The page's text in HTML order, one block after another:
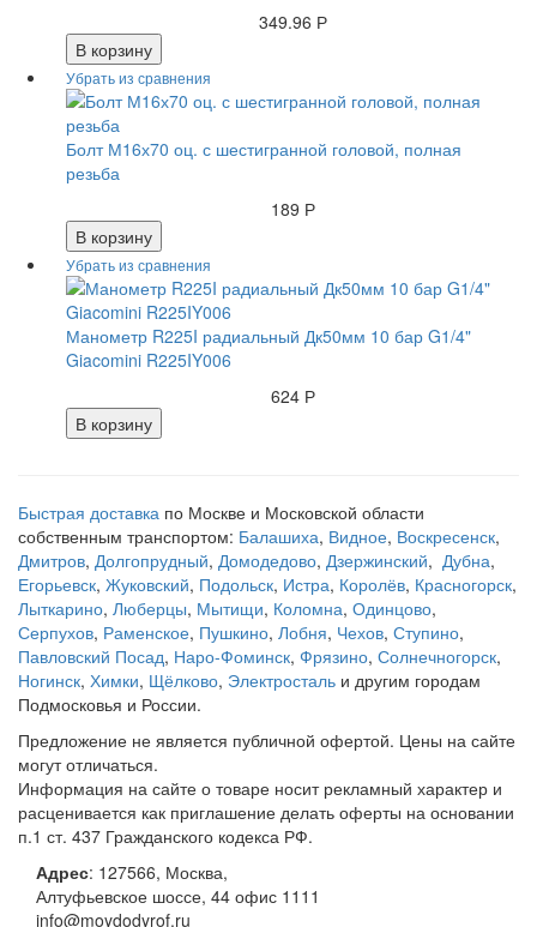
349.96 Р
В корзину
Болт М16х70 оц. с шестигранной головой, полная
резьба
189 Р
В корзину
Манометр R225I радиальный Дк50мм 10 бар G1/4"
Giacomini R225IY006
624 Р
В корзину
Быстрая доставка по Москве и Московской области
собственным транспортом: Балашиха, Видное, Воскресенск,
Дмитров, Долгопрудный, Домодедово, Дзержинский, Дубна,
Егорьевск, Жуковский, Подольск, Истра, Королёв, Красногорск,
Лыткарино, Люберцы, Мытищи, Коломна, Одинцово,
Серпухов, Раменское, Пушкино, Лобня, Чехов, Ступино,
Павловский Посад, Наро-Фоминск, Фрязино, Солнечногорск,
Ногинск, Химки, Щёлково, Электросталь и другим городам
Подмосковья и России.
Предложение не является публичной офертой. Цены на сайте
могут отличаться.
Информация на сайте о товаре носит рекламный характер и
расценивается как приглашение делать оферты на основании
п.1 ст. 437 Гражданского кодекса РФ.
Адрес: 127566, Москва,
Алтуфьевское шоссе, 44 офис 1111
info@moydodyrof.ru